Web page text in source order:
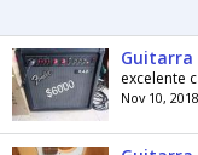
Guitarra
excelente
Nov 10, 2018